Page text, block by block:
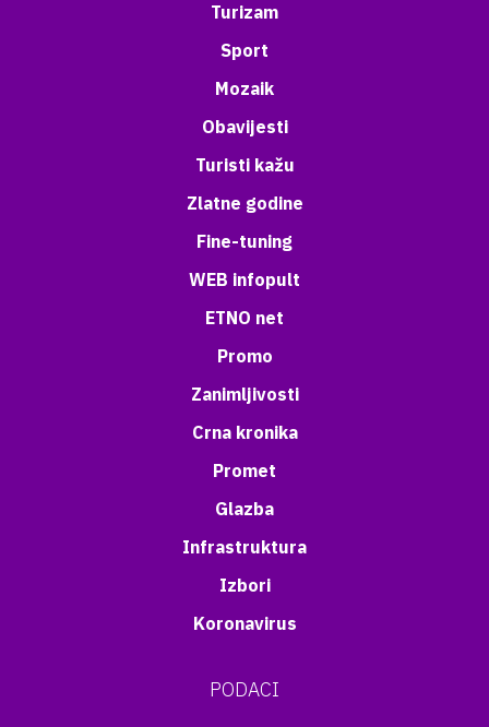
Turizam
Sport
Mozaik
Obavijesti
Turisti kažu
Zlatne godine
Fine-tuning
WEB infopult
ETNO net
Promo
Zanimljivosti
Crna kronika
Promet
Glazba
Infrastruktura
Izbori
Koronavirus
PODACI